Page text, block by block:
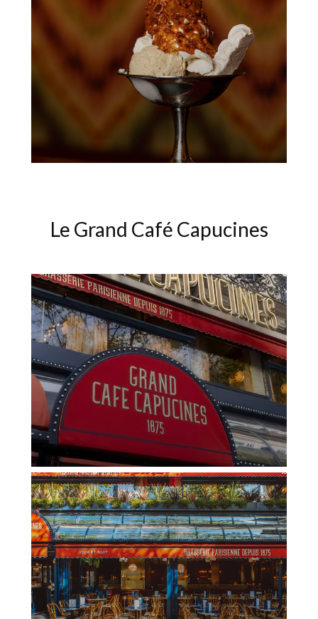
Le Grand Café Capucines